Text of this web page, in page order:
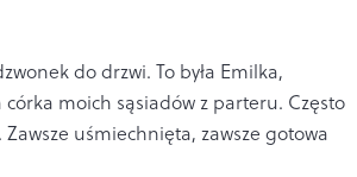
do drzwi. To była Emilka,
moich sąsiadów z parteru. Często
uśmiechnięta, zawsze gotowa